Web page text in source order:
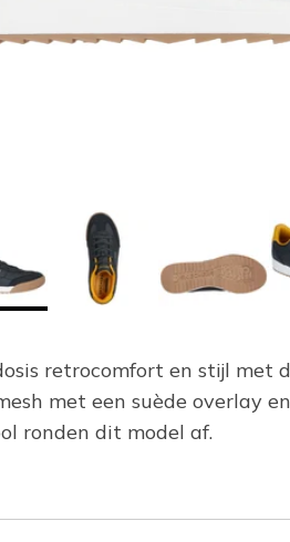
retrocomfort en stijl
met een suède overlay
ronden dit model af.